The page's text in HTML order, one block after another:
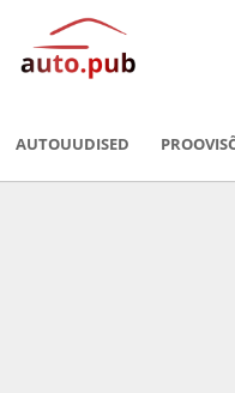
AUTOUUDISED